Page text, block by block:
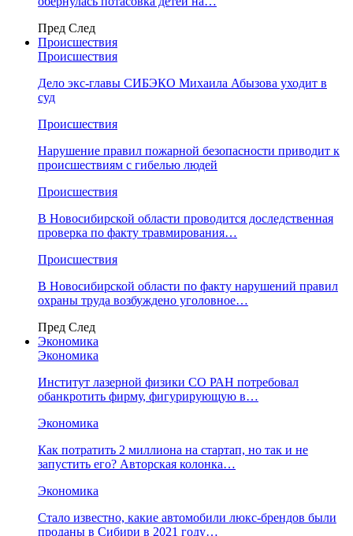
Пред След
Происшествия
Происшествия
Дело экс-главы СИБЭКО Михаила Абызова уходит в
суд
Происшествия
Нарушение правил пожарной безопасности приводит к
происшествиям с гибелью людей
Происшествия
В Новосибирской области проводится доследственная
проверка по факту травмирования…
Происшествия
В Новосибирской области по факту нарушений правил
охраны труда возбуждено уголовное…
Пред След
Экономика
Экономика
Институт лазерной физики СО РАН потребовал
обанкротить фирму, фигурирующую в…
Экономика
Как потратить 2 миллиона на стартап, но так и не
запустить его? Авторская колонка…
Экономика
Стало известно, какие автомобили люкс-брендов были
проданы в Сибири в 2021 году…